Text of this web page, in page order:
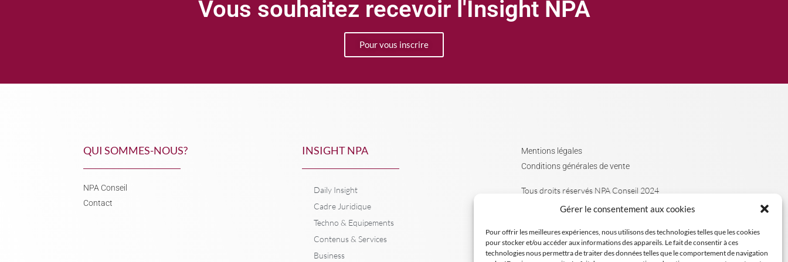
Gérer le consentement aux cookies
Pour offrir les meilleures expériences, nous utilisons des technologies telles que les cookies
pour stocker et/ou accéder aux informations des appareils. Le fait de consentir à ces
technologies nous permettra de traiter des données telles que le comportement de navigation
Vous souhaitez recevoir l'Insight NPA
Pour vous inscrire
QUI SOMMES-NOUS?
NPA Conseil
Contact
INSIGHT NPA
Daily Insight
Cadre Juridique
Techno & Equipements
Contenus & Services
Business
Mentions légales
Conditions générales de vente
Tous droits réservés NPA Conseil 2024